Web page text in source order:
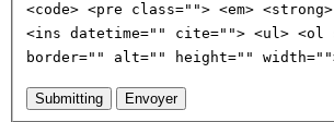
<code> <pre class=""> <em>
<ins datetime="" cite=""> <ul>
border="" alt="" height=""
Submitting Envoyer